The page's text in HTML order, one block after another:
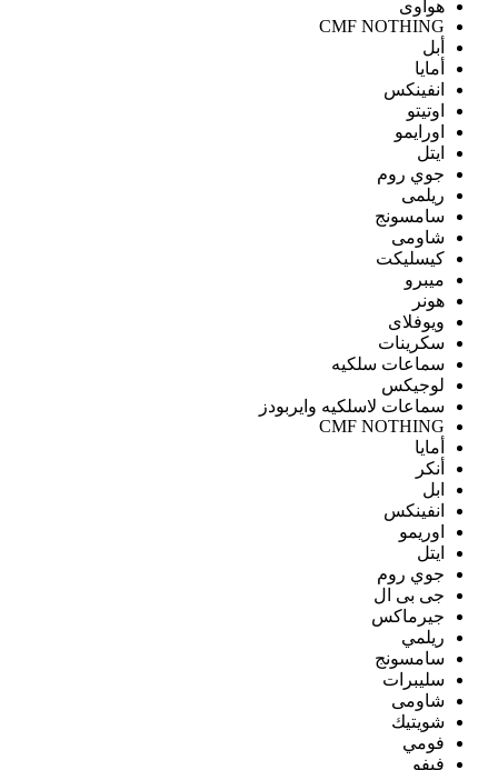
هواوى
CMF NOTHING
أبل
أمايا
انفينكس
اوتيتو
اورايمو
ايتل
جوي روم
ريلمى
سامسونج
شاومى
كيسليكت
ميبرو
هونر
ويوفلاى
سكرينات
سماعات سلكيه
لوجيكس
سماعات لاسلكيه وايربودز
CMF NOTHING
أمايا
أنكر
ابل
انفينكس
اوريمو
ايتل
جوي روم
جى بى ال
جيرماكس
ريلمي
سامسونج
سليبرات
شاومى
شويتيك
فومي
فيفو